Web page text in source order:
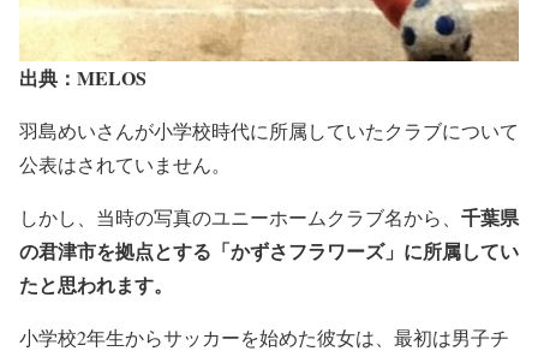
出典：MELOS
羽島めいさんが小学校時代に所属していたクラブについて
公表はされていません。
しかし、当時の写真のユニーホームクラブ名から、 千葉県
の君津市を拠点とする「かずさフラワーズ」に所属してい
たと思われます。
小学校2年生からサッカーを始めた彼女は、最初は男子チ